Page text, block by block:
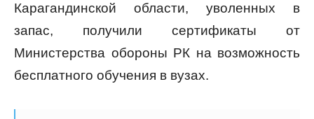
Карагандинской области, уволенных в
запас, получили сертификаты от
Министерства обороны РК на возможность
бесплатного обучения в вузах.